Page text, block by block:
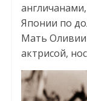
Японии по
Мать Оливии
актрисой,